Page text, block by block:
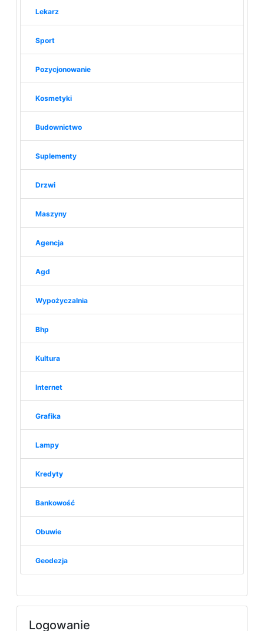
Lekarz
Sport
Pozycjonowanie
Kosmetyki
Budownictwo
Suplementy
Drzwi
Maszyny
Agencja
Agd
Wypożyczalnia
Bhp
Kultura
Internet
Grafika
Lampy
Kredyty
Bankowość
Obuwie
Geodezja
Logowanie